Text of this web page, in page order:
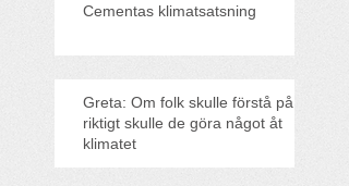
Cementas klimatsatsning
Greta: Om folk skulle förstå på
riktigt skulle de göra något åt
klimatet